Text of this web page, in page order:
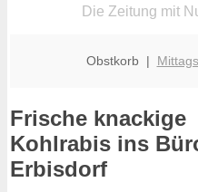
Die Zeitung mit
Obstkorb |
Frische knackige
Kohlrabis ins
Erbisdorf